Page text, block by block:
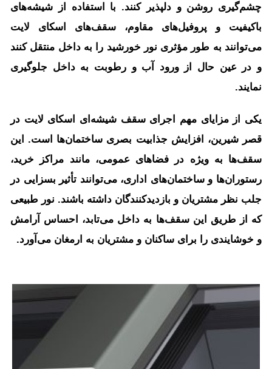
چشم‌گیری روشن و دلپذیر کنند. با استفاده از شیشه‌های
باکیفیت و پروفیل‌های مقاوم، سقف‌های اسکای لایت
می‌توانند به طور مؤثری نور خورشید را به داخل منتقل کنند
و در عین حال از ورود آب و رطوبت به داخل جلوگیری
نمایند.
یکی از مزایای مهم اجرای سقف شیشه‌ای اسکای لایت در
قصر شیرین، افزایش جذابیت بصری ساختمان‌ها است. این
سقف‌ها به ویژه در فضاهای عمومی، مانند مراکز خرید،
رستوران‌ها و ساختمان‌های اداری، می‌توانند تأثیر بسزایی در
جلب نظر مشتریان و بازدیدکنندگان داشته باشند. نور طبیعی
که از طریق این سقف‌ها به داخل می‌تابد، احساس آرامش
و خوشایندی را برای ساکنان و مشتریان به ارمغان می‌آورد.